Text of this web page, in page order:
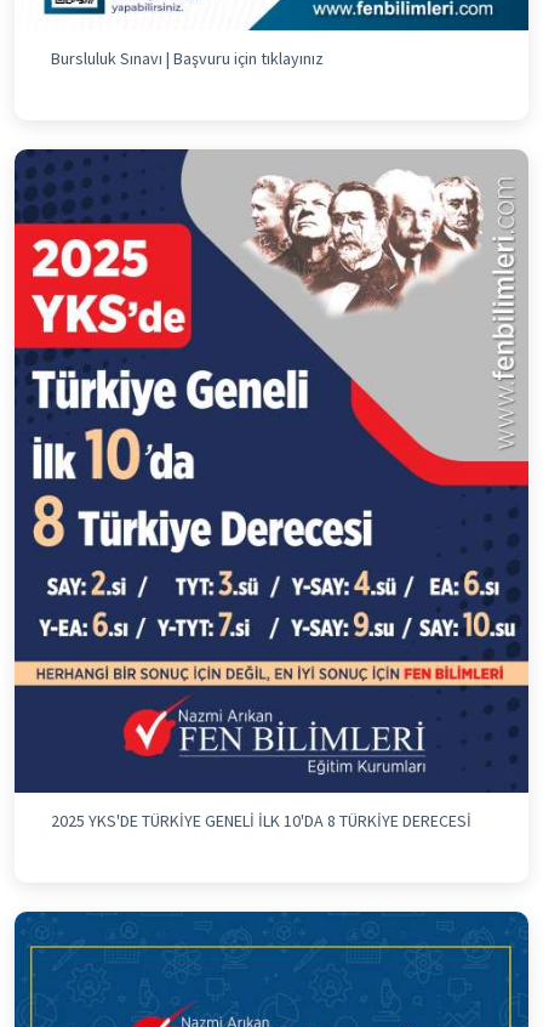
Bursluluk Sınavı | Başvuru için tıklayınız
2025 YKS'DE TÜRKİYE GENELİ İLK 10'DA 8 TÜRKİYE DERECESİ